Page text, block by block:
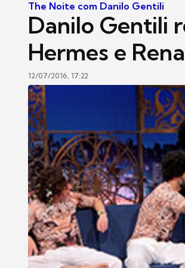
The Noite com Danilo Gentili
Danilo Gentili
Hermes e
12/07/2016, 17:22